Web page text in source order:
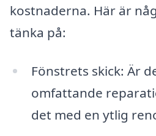
kostnaderna. Här är
tänka på:
Fönstrets skick: Är
omfattande
det med en ytlig